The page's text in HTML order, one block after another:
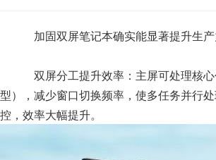
加固双屏笔记本确实能显著提升生产力
双屏分工提升效率：主屏可处理核心任
型），减少窗口切换频率，使多任务并行
控，效率大幅提升。